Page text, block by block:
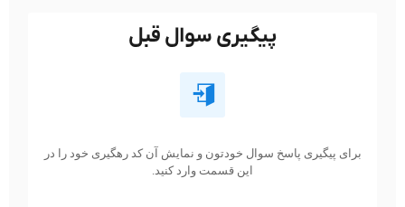
پیگیری سوال قبل
برای پیگیری پاسخ سوال خودتون و نمایش آن کد رهگیری خود را در
این قسمت وارد کنید.